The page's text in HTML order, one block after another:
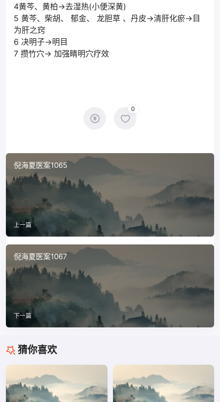
4黄芩、黄柏→去湿热(小便深黄)
5 黄芩、柴胡、 郁金、 龙胆草 、丹皮→清肝化瘀→目
为肝之窍
6 决明子→明目
7 攒竹穴→ 加强睛明穴疗效
0
倪海夏医案1065
上一篇
倪海夏医案1067
下一篇
猜你喜欢